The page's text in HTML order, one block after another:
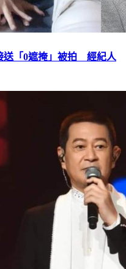
送「0遮掩」被拍 經紀人